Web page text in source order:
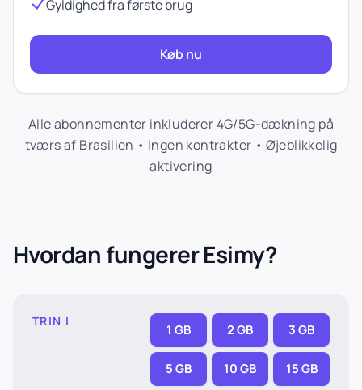
Gyldighed fra første brug
Køb nu
Alle abonnementer inkluderer 4G/5G-dækning på
tværs af Brasilien • Ingen kontrakter • Øjeblikkelig
aktivering
Hvordan fungerer Esimy?
TRIN I
1 GB 2 GB 3 GB
5 GB 10 GB 15 GB